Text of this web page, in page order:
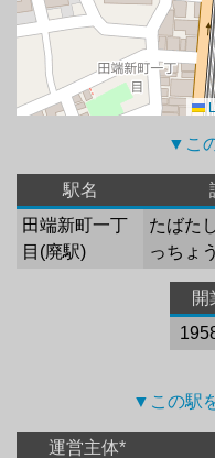
▼こ
駅名
田端新町一丁
目(廃駅)
たばた
っちょ
開
▼この駅
運営主体*